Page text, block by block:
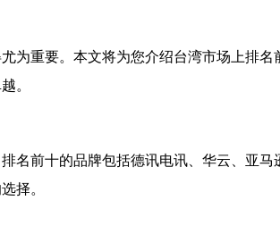
为重要。本文将为您介绍台湾市场上排
。
名前十的品牌包括德讯电讯、华云、亚
择。